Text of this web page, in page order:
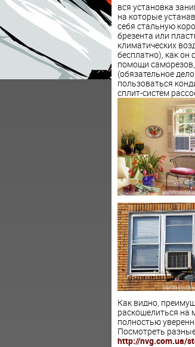
вся установка
на которые
себя стальную
брезента или
климатических
бесплатно), как он
помощи
(обязательное
пользоваться
сплит-систем
Как видно,
раскошелиться
полностью
Посмотреть
http://nvg.com.ua/